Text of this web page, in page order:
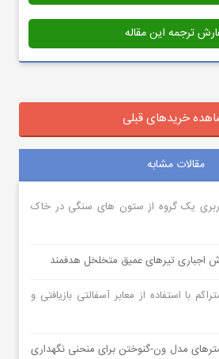
ترجمه این مقاله
خریدهای قبلی
مقالات مشابه
یک گروه از ستون های سنگی در خاک
اجباری تیرهای عمیق متخلخل هدفمند
با استفاده از معابر آسفالتی بازیافتی و
مدل ون-گنوختن برای منحنی نگهداری